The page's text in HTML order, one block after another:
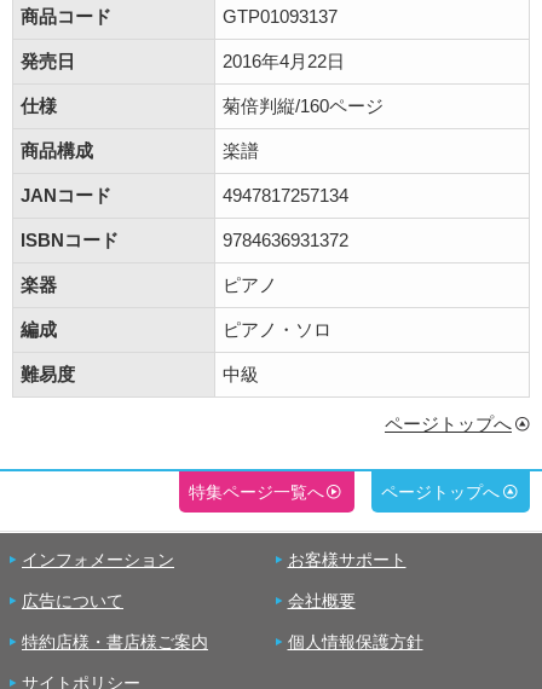
商品コード
GTP01093137
発売日 2016年4月22日
仕様 菊倍判縦/160ページ
商品構成 楽譜
JANコード 4947817257134
ISBNコード 9784636931372
楽器 ピアノ
編成 ピアノ・ソロ
難易度 中級
ページトップへ
特集ページ一覧へ ページトップへ
インフォメーション お客様サポート
広告について 会社概要
特約店様・書店様ご案内 個人情報保護方針
サイトポリシー